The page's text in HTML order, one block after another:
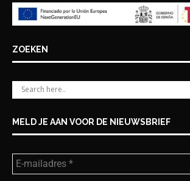
ZOEKEN
MELD JE AAN VOOR DE NIEUWSBRIEF